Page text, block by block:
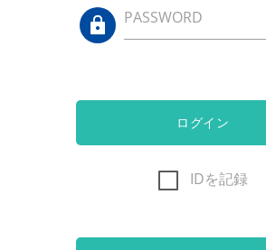
PASSWORD
ログイン
IDを記録